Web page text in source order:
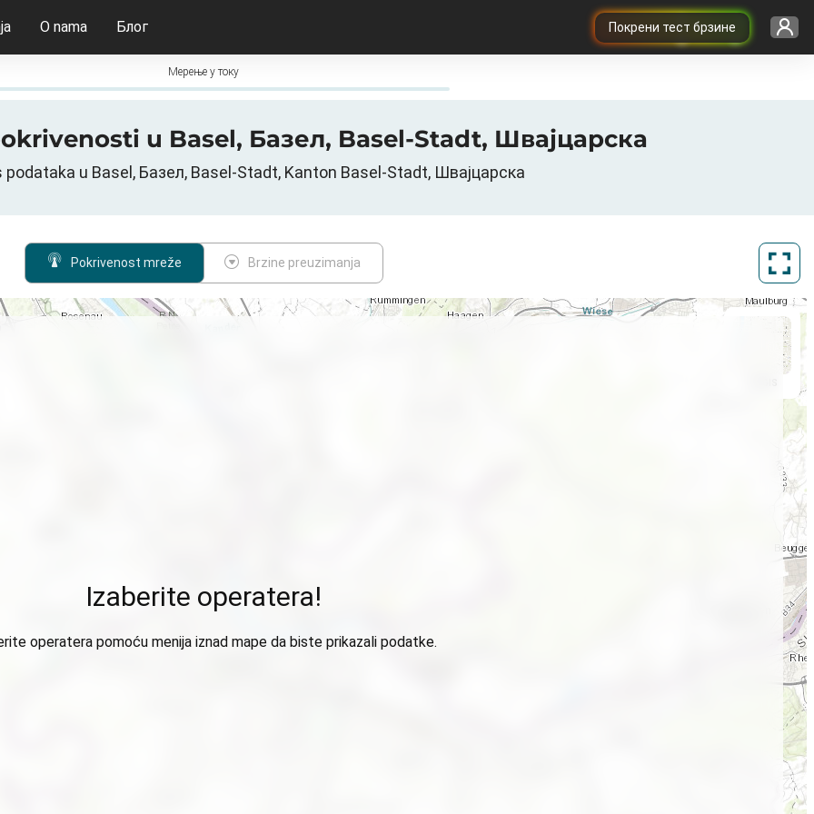
Покрени тест брзине
O nama Блог
Мерење у току
u Basel, Базел, Basel-Stadt, Швајцарска
podataka u Basel, Базел, Basel-Stadt, Kanton Basel-Stadt, Швајцарска
Pokrivenost mreže Brzine preuzimanja
Izaberite operatera!
operatera pomoću menija iznad mape da biste prikazali podatke.